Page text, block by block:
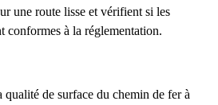
une route lisse et vérifient si les
conformes à la réglementation.
de surface du chemin de fer à